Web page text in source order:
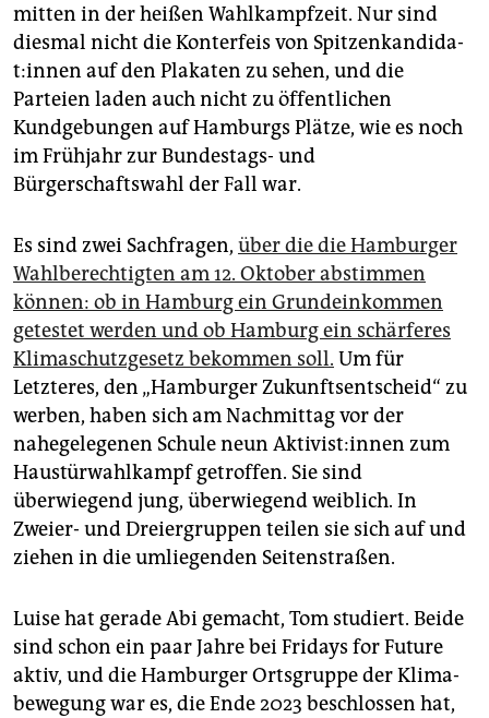
mitten in der heißen Wahlkampfzeit. Nur sind
diesmal nicht die Konterfeis von Spit­zen­kan­di­da­
t:in­nen auf den Plakaten zu sehen, und die
Parteien laden auch nicht zu öffentlichen
Kundgebungen auf Hamburgs Plätze, wie es noch
im Frühjahr zur Bundestags- und
Bürgerschaftswahl der Fall war.
Es sind zwei Sachfragen, über die die Hamburger
Wahlberechtigten am 12. Oktober abstimmen
können: ob in Hamburg ein Grundeinkommen
getestet werden und ob Hamburg ein schärferes
Klimaschutzgesetz bekommen soll. Um für
Letzteres, den „Hamburger Zukunftsentscheid“ zu
werben, haben sich am Nachmittag vor der
nahegelegenen Schule neun Ak­ti­vis­t:in­nen zum
Haustürwahlkampf getroffen. Sie sind
überwiegend jung, überwiegend weiblich. In
Zweier- und Dreiergruppen teilen sie sich auf und
ziehen in die umliegenden Seitenstraßen.
Luise hat gerade Abi gemacht, Tom studiert. Beide
sind schon ein paar Jahre bei Fridays for Future
aktiv, und die Hamburger Ortsgruppe der Klima­
bewegung war es, die Ende 2023 beschlossen hat,